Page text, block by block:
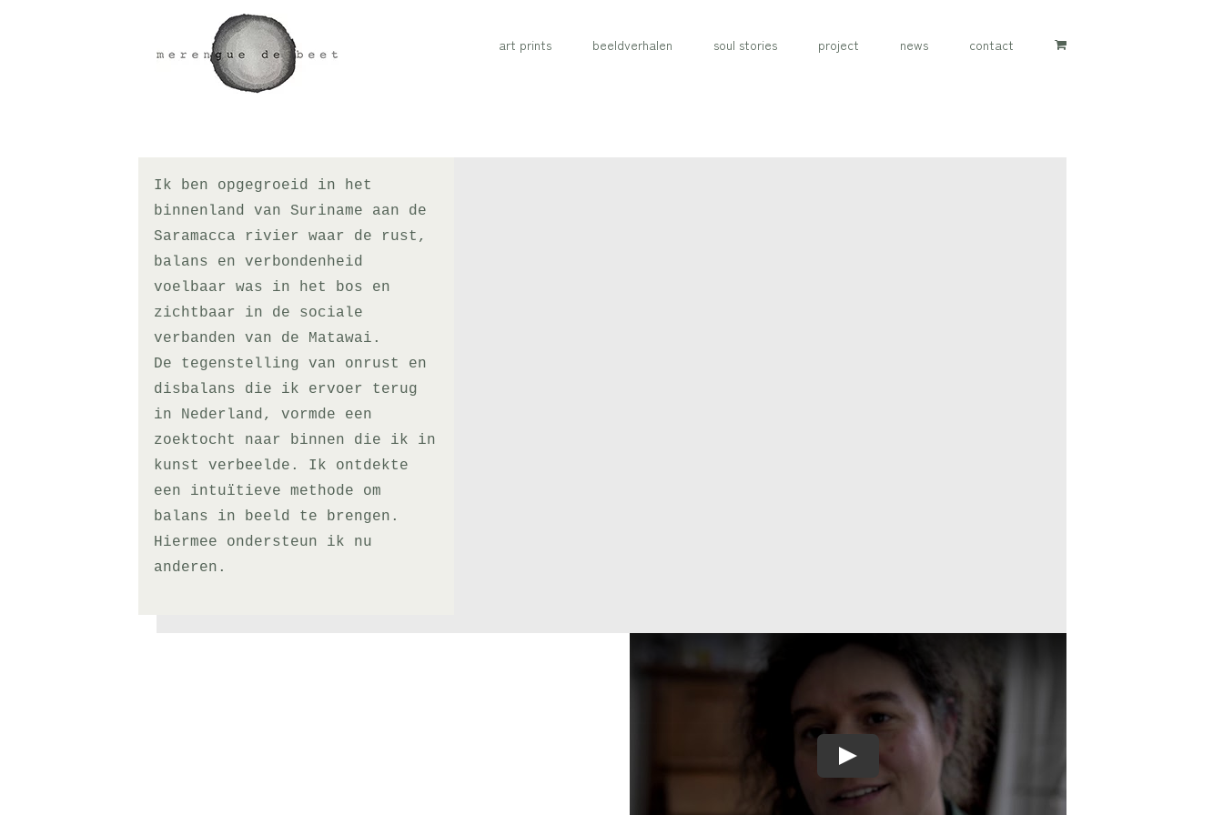
art prints beeldverhalen soul stories project news contact
Ik ben opgegroeid in het
binnenland van Suriname aan de
Saramacca rivier waar de rust,
balans en verbondenheid
voelbaar was in het bos en
zichtbaar in de sociale
verbanden van de Matawai.
De tegenstelling van onrust en
disbalans die ik ervoer terug
in Nederland, vormde een
zoektocht naar binnen die ik in
kunst verbeelde. Ik ontdekte
een intuïtieve methode om
balans in beeld te brengen.
Hiermee ondersteun ik nu
anderen.